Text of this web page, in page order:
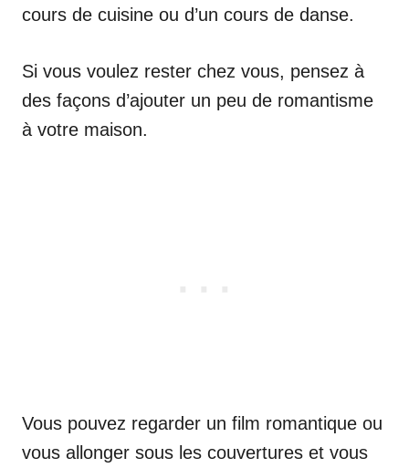
cours de cuisine ou d’un cours de danse.
Si vous voulez rester chez vous, pensez à
des façons d’ajouter un peu de romantisme
à votre maison.
Vous pouvez regarder un film romantique ou
vous allonger sous les couvertures et vous